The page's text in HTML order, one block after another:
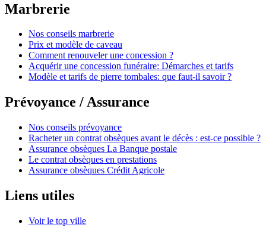
Marbrerie
Nos conseils marbrerie
Prix et modèle de caveau
Comment renouveler une concession ?
Acquérir une concession funéraire: Démarches et tarifs
Modèle et tarifs de pierre tombales: que faut-il savoir ?
Prévoyance / Assurance
Nos conseils prévoyance
Racheter un contrat obsèques avant le décès : est-ce possible ?
Assurance obsèques La Banque postale
Le contrat obsèques en prestations
Assurance obsèques Crédit Agricole
Liens utiles
Voir le top ville